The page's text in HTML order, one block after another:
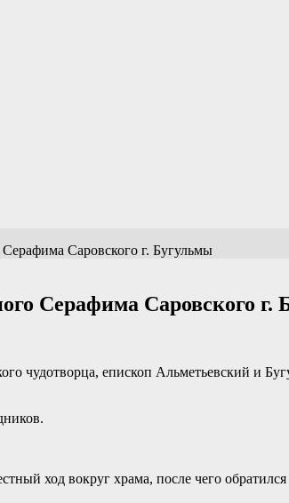
Саровского г. Бугульмы
Серафима Саровского г.
чудотворца, епископ Альметьевский и
ход вокруг храма, после чего